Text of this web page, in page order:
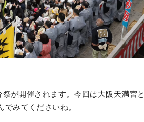
が開催されます。今回は大阪天満宮と
みてくださいね。